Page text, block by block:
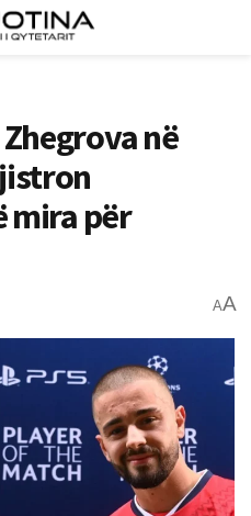
Zhegrova në
mira për
AA